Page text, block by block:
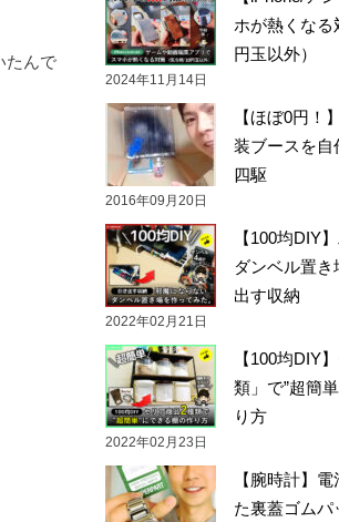
たんで
ホが熱くなる
円玉以外）
2024年11月14日
【ほぼ0円！
装ブースを自
四駆
2016年09月20日
【100均DIY
ダンベル置き
出す収納
2022年02月21日
【100均DIY
類」で”超簡
り方
2022年02月23日
【腕時計】
た裏蓋ゴムパ